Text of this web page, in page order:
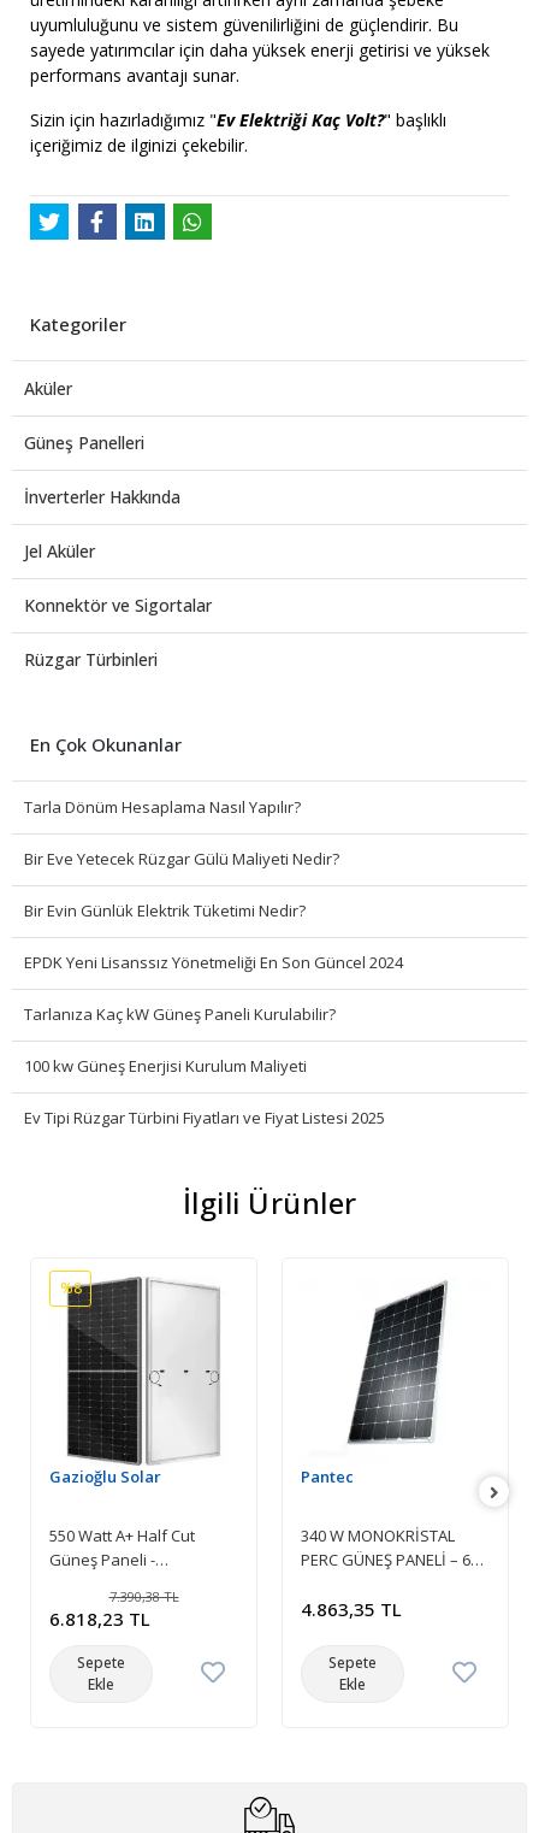
uyumluluğunu ve sistem güvenilirliğini de güçlendirir. Bu
sayede yatırımcılar için daha yüksek enerji getirisi ve yüksek
performans avantajı sunar.
Sizin için hazırladığımız "Ev Elektriği Kaç Volt?" başlıklı
içeriğimiz de ilginizi çekebilir.
Kategoriler
Aküler
Güneş Panelleri
İnverterler Hakkında
Jel Aküler
Konnektör ve Sigortalar
Rüzgar Türbinleri
En Çok Okunanlar
Tarla Dönüm Hesaplama Nasıl Yapılır?
Bir Eve Yetecek Rüzgar Gülü Maliyeti Nedir?
Bir Evin Günlük Elektrik Tüketimi Nedir?
EPDK Yeni Lisanssız Yönetmeliği En Son Güncel 2024
Tarlanıza Kaç kW Güneş Paneli Kurulabilir?
100 kw Güneş Enerjisi Kurulum Maliyeti
Ev Tipi Rüzgar Türbini Fiyatları ve Fiyat Listesi 2025
İlgili Ürünler
Gazioğlu Solar
550 Watt A+ Half Cut
Güneş Paneli -
%8
7.390,38 TL
6.818,23 TL
Sepete
Ekle
Pantec
340 W MONOKRİSTAL
PERC GÜNEŞ PANELİ – 60
RİBON
4.863,35 TL
Sepete
Ekle